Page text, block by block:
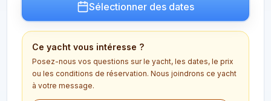
Sélectionner des dates
Ce yacht vous intéresse ?
Posez-nous vos questions sur le yacht, les dates, le prix
ou les conditions de réservation. Nous joindrons ce yacht
à votre message.